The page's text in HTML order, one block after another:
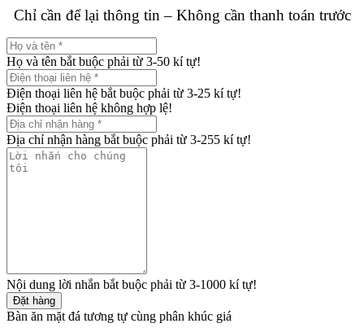
Chỉ cần để lại thông tin – Không cần thanh toán trước
Họ và tên bắt buộc phải từ 3-50 kí tự!
Điện thoại liên hệ bắt buộc phải từ 3-25 kí tự!
Điện thoại liên hệ không hợp lệ!
Địa chỉ nhận hàng bắt buộc phải từ 3-255 kí tự!
Nội dung lời nhắn bắt buộc phải từ 3-1000 kí tự!
Đặt hàng
Bàn ăn mặt đá tương tự cùng phân khúc giá